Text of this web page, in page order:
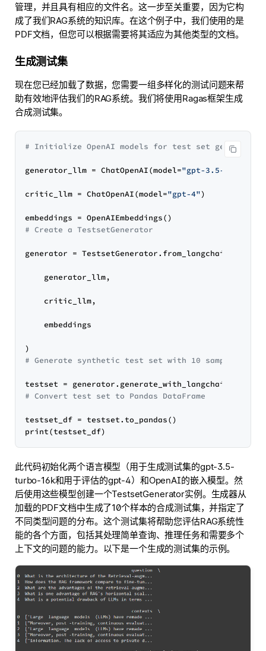
管理，并且具有相应的文件名。这一步至关重要，因为它构
成了我们RAG系统的知识库。在这个例子中，我们使用的是
PDF文档，但您可以根据需要将其适应为其他类型的文档。
生成测试集
现在您已经加载了数据，您需要一组多样化的测试问题来帮
助有效地评估我们的RAG系统。我们将使用Ragas框架生成
合成测试集。
# Initialize OpenAI models for test set generation
generator_llm = ChatOpenAI(model="gpt-3.5-turbo-
critic_llm = ChatOpenAI(model="gpt-4")
# Create a TestsetGenerator
generator = TestsetGenerator.from_langchain(
    generator_llm,
    critic_llm,
    embeddings
# Generate synthetic test set with 10 samples
# Convert test set to Pandas DataFrame
testset_df = testset.to_pandas()
此代码初始化两个语言模型（用于生成测试集的gpt-3.5-
turbo-16k和用于评估的gpt-4）和OpenAI的嵌入模型。然
后使用这些模型创建一个TestsetGenerator实例。生成器从
加载的PDF文档中生成了10个样本的合成测试集，并指定了
不同类型问题的分布。这个测试集将帮助您评估RAG系统性
能的各个方面，包括其处理简单查询、推理任务和需要多个
上下文的问题的能力。以下是一个生成的测试集的示例。